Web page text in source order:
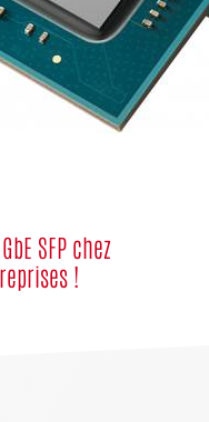
SFP chez
!